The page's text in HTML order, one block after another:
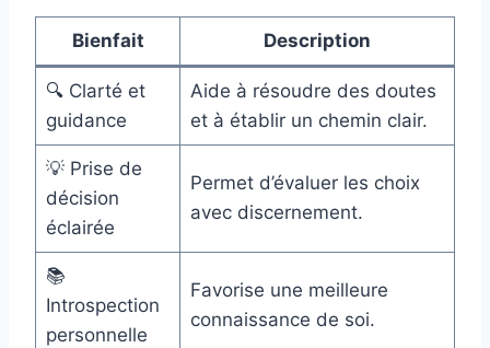
Bienfait Description
🔍 Clarté et
guidance
Aide à résoudre des doutes
et à établir un chemin clair.
💡 Prise de
décision
éclairée
Permet d’évaluer les choix
avec discernement.
📚
Introspection
personnelle
Favorise une meilleure
connaissance de soi.